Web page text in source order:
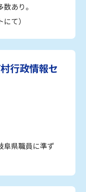
あり。
て）
行政情報セ
阜県職員に準ず